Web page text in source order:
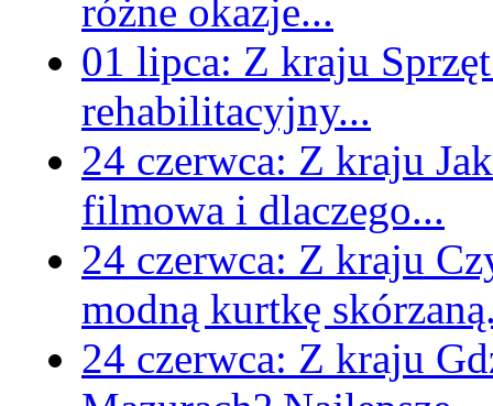
różne okazje...
01 lipca: Z kraju
rehabilitacyjny...
24 czerwca: Z kraju
filmowa i dlaczego...
24 czerwca: Z kraju
modną kurtkę
24 czerwca: Z kraju